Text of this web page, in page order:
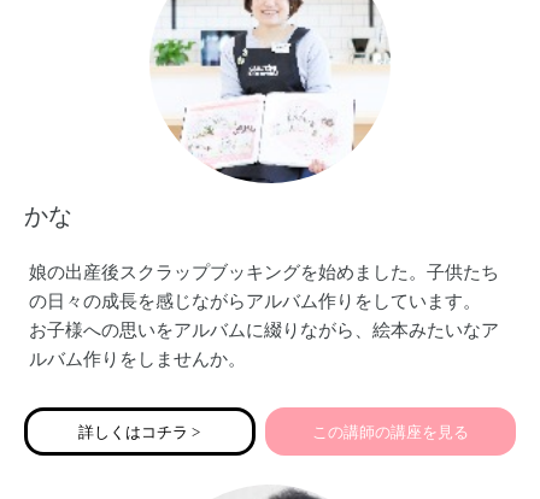
かな
娘の出産後スクラップブッキングを始めました。子供たち
の日々の成長を感じながらアルバム作りをしています。
お子様への思いをアルバムに綴りながら、絵本みたいなア
ルバム作りをしませんか。
詳しくはコチラ > この講師の講座を見る